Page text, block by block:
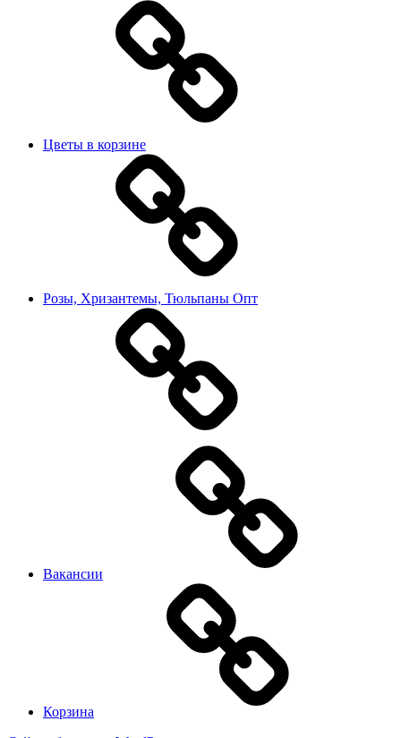
Цветы в корзине
Розы, Хризантемы, Тюльпаны Опт
Вакансии
Корзина